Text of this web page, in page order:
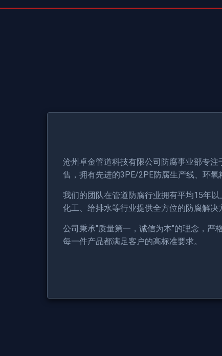
沧州卓金管道科技有限公司防腐事业部专
售，拥有先进的3PE/2PE防腐生产线、环氧
我们的团队在管道防腐行业拥有平均15年以
化工、给排水等行业提供全方位的防腐解决
公司秉承"质量第一，诚信为本"的理念，严
每一件产品都满足客户的高标准要求。